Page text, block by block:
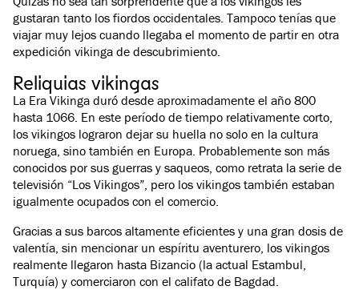
gustaran tanto los fiordos occidentales. Tampoco tenías que
viajar muy lejos cuando llegaba el momento de partir en otra
expedición vikinga de descubrimiento.
Reliquias vikingas
La Era Vikinga duró desde aproximadamente el año 800
hasta 1066. En este período de tiempo relativamente corto,
los vikingos lograron dejar su huella no solo en la cultura
noruega, sino también en Europa. Probablemente son más
conocidos por sus guerras y saqueos, como retrata la serie de
televisión “Los Vikingos”, pero los vikingos también estaban
igualmente ocupados con el comercio.
Gracias a sus barcos altamente eficientes y una gran dosis de
valentía, sin mencionar un espíritu aventurero, los vikingos
realmente llegaron hasta Bizancio (la actual Estambul,
Turquía) y comerciaron con el califato de Bagdad.